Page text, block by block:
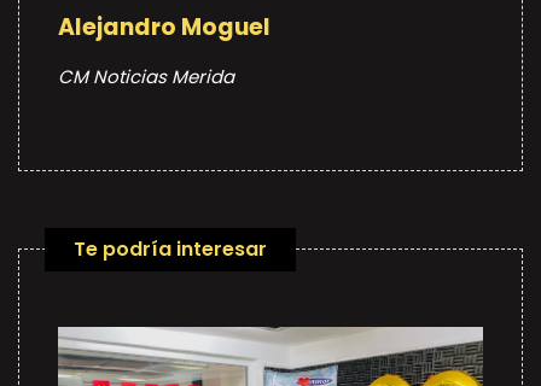
Alejandro Moguel
CM Noticias Merida
Te podría interesar